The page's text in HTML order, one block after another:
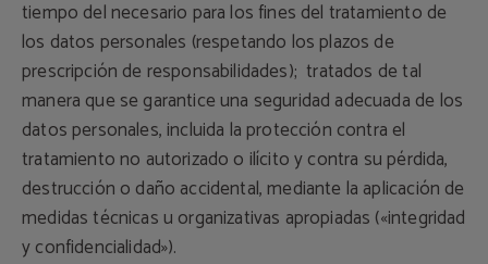
tiempo del necesario para los fines del tratamiento de
los datos personales (respetando los plazos de
prescripción de responsabilidades); tratados de tal
manera que se garantice una seguridad adecuada de los
datos personales, incluida la protección contra el
tratamiento no autorizado o ilícito y contra su pérdida,
destrucción o daño accidental, mediante la aplicación de
medidas técnicas u organizativas apropiadas («integridad
y confidencialidad»).